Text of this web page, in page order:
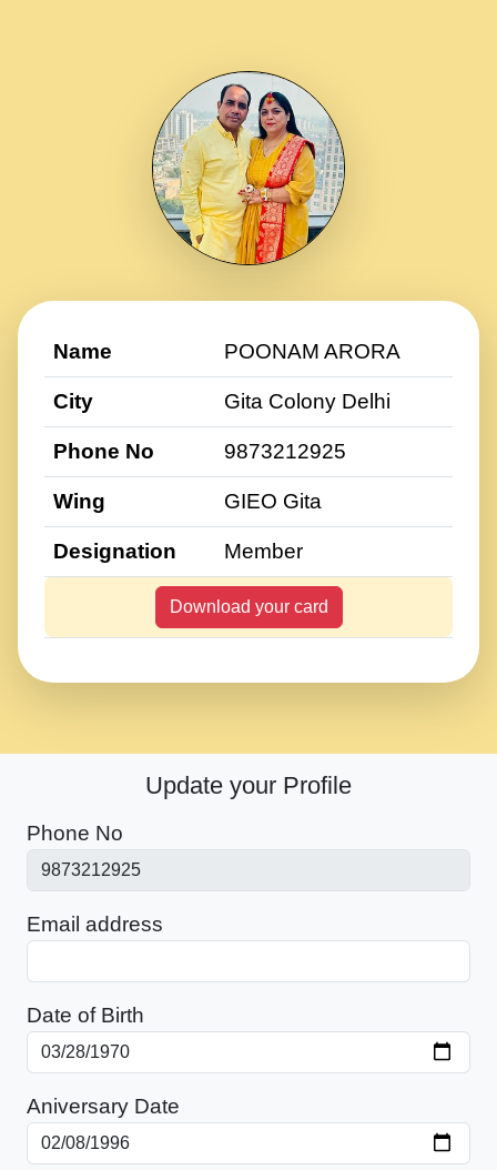
Name POONAM ARORA
City Gita Colony Delhi
Phone No 9873212925
Wing GIEO Gita
Designation Member
Download your card
Update your Profile
Phone No
Email address
Date of Birth
Aniversary Date